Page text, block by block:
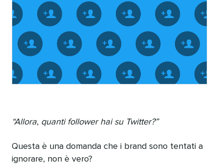
“Allora, quanti follower hai su Twitter?”
Questa è una domanda che i brand sono tentati a
ignorare, non è vero?